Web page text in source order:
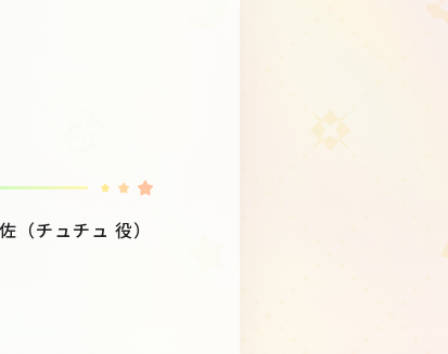
チュチュ 役）